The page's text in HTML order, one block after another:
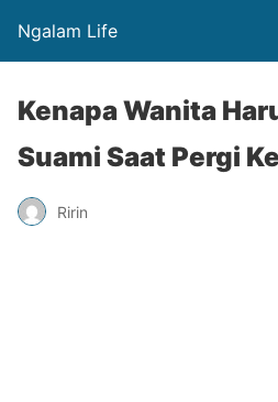
Ngalam Life
Kenapa Wanita
Suami Saat Pergi
Ririn